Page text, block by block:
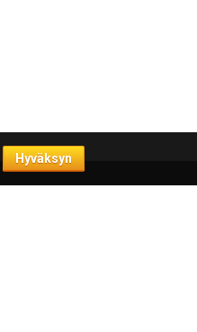
Hyväksyn